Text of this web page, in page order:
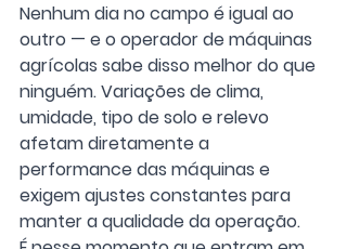
Nenhum dia no campo é igual ao
outro — e o operador de máquinas
agrícolas sabe disso melhor do que
ninguém. Variações de clima,
umidade, tipo de solo e relevo
afetam diretamente a
performance das máquinas e
exigem ajustes constantes para
manter a qualidade da operação.